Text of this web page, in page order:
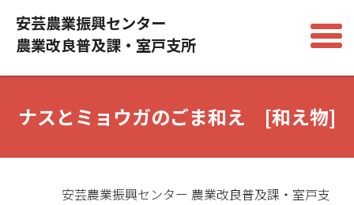
安芸農業振興センター
農業改良普及課・室戸支所
ナスとミョウガのごま和え [和え物]
安芸農業振興センター 農業改良普及課・室戸支